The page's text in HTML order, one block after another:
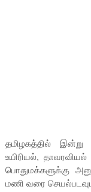
தமிழகத்தில் இன்று
உயிரியல்,
பொதுமக்களுக்கு
மணி வரை